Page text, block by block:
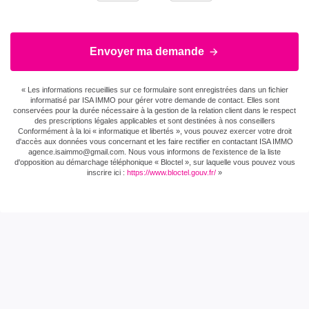
140 kWh/m2 par an
Valeur
consommation
énergie finale
134 kWh/m2 par an
Gaz Effet de Serre C
Envoyer ma demande
« Les informations recueillies sur ce formulaire sont enregistrées dans un fichier
informatisé par ISA IMMO pour gérer votre demande de contact. Elles sont
conservées pour la durée nécessaire à la gestion de la relation client dans le respect
des prescriptions légales applicables et sont destinées à nos conseillers
Conformément à la loi « informatique et libertés », vous pouvez exercer votre droit
d'accès aux données vous concernant et les faire rectifier en contactant ISA IMMO
agence.isaimmo@gmail.com . Nous vous informons de l'existence de la liste
d'opposition au démarchage téléphonique « Bloctel », sur laquelle vous pouvez vous
inscrire ici : https://www.bloctel.gouv.fr/ »